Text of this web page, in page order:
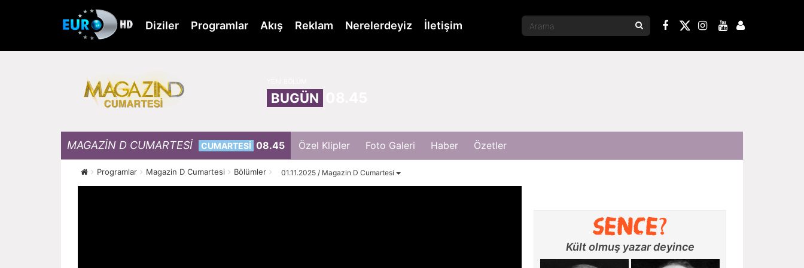
Diziler Programlar Akış Reklam Nerelerdeyiz İletişim
BUGÜN
MAGAZİN D CUMARTESİ CUMARTESİ 08.45 Özel Klipler Foto Galeri Haber Özetler
Programlar Magazin D Cumartesi Bölümler 01.11.2025 / Magazin D Cumartesi
Kült olmuş yazar deyince